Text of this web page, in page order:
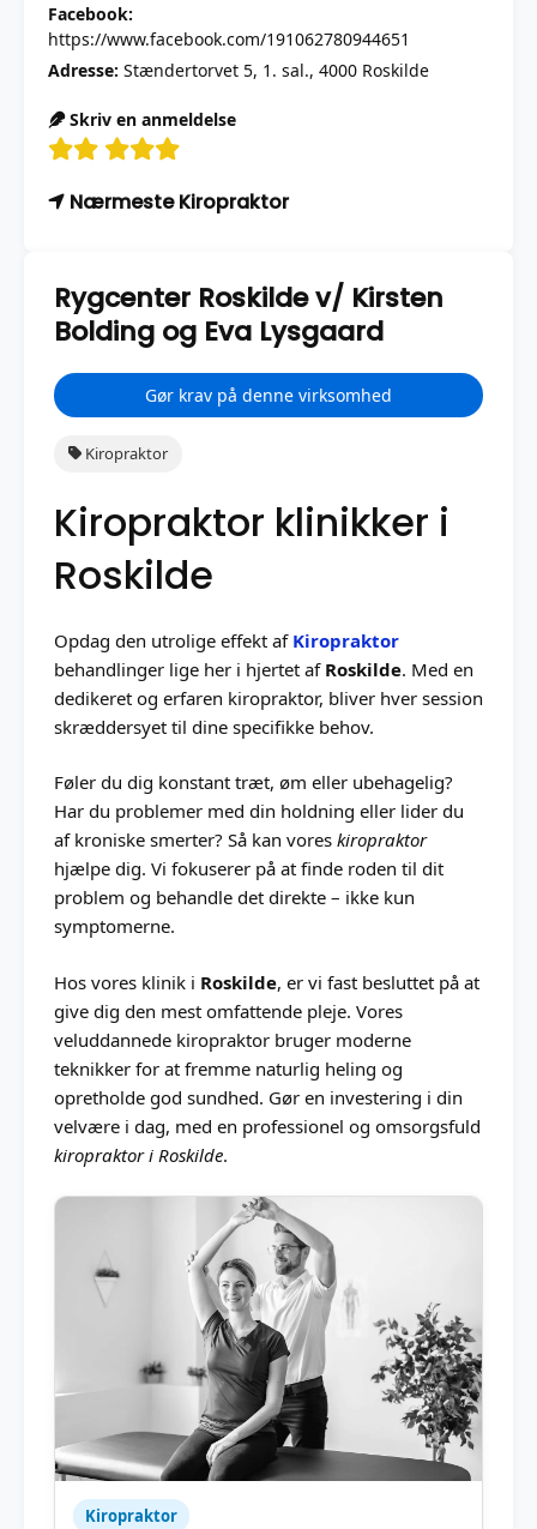
Facebook:
https://www.facebook.com/191062780944651
Adresse: Stændertorvet 5, 1. sal., 4000 Roskilde
Skriv en anmeldelse
Nærmeste Kiropraktor
Rygcenter Roskilde v/ Kirsten
Bolding og Eva Lysgaard
Gør krav på denne virksomhed
Kiropraktor
Kiropraktor klinikker i
Roskilde
Opdag den utrolige effekt af Kiropraktor
behandlinger lige her i hjertet af Roskilde. Med en
dedikeret og erfaren kiropraktor, bliver hver session
skræddersyet til dine specifikke behov.
Føler du dig konstant træt, øm eller ubehagelig?
Har du problemer med din holdning eller lider du
af kroniske smerter? Så kan vores kiropraktor
hjælpe dig. Vi fokuserer på at finde roden til dit
problem og behandle det direkte – ikke kun
symptomerne.
Hos vores klinik i Roskilde, er vi fast besluttet på at
give dig den mest omfattende pleje. Vores
veluddannede kiropraktor bruger moderne
teknikker for at fremme naturlig heling og
opretholde god sundhed. Gør en investering i din
velvære i dag, med en professionel og omsorgsfuld
kiropraktor i Roskilde.
Kiropraktor